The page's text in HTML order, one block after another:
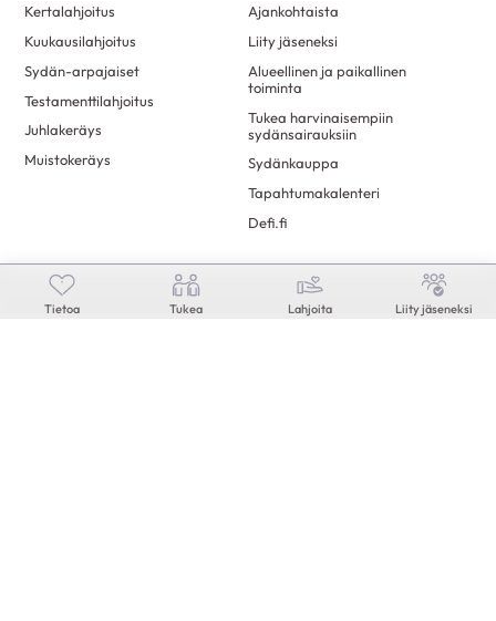
Tietoa Tukea Lahjoita Liity jäseneksi
Kertalahjoitus
Kuukausilahjoitus
Sydän-arpajaiset
Testamenttilahjoitus
Juhlakeräys
Muistokeräys
Ajankohtaista
Liity jäseneksi
Alueellinen ja paikallinen
toiminta
Tukea harvinaisempiin
sydänsairauksiin
Sydänkauppa
Tapahtumakalenteri
Defi.fi
Mikä on Sydän.fi?
Asiantuntija vastaa